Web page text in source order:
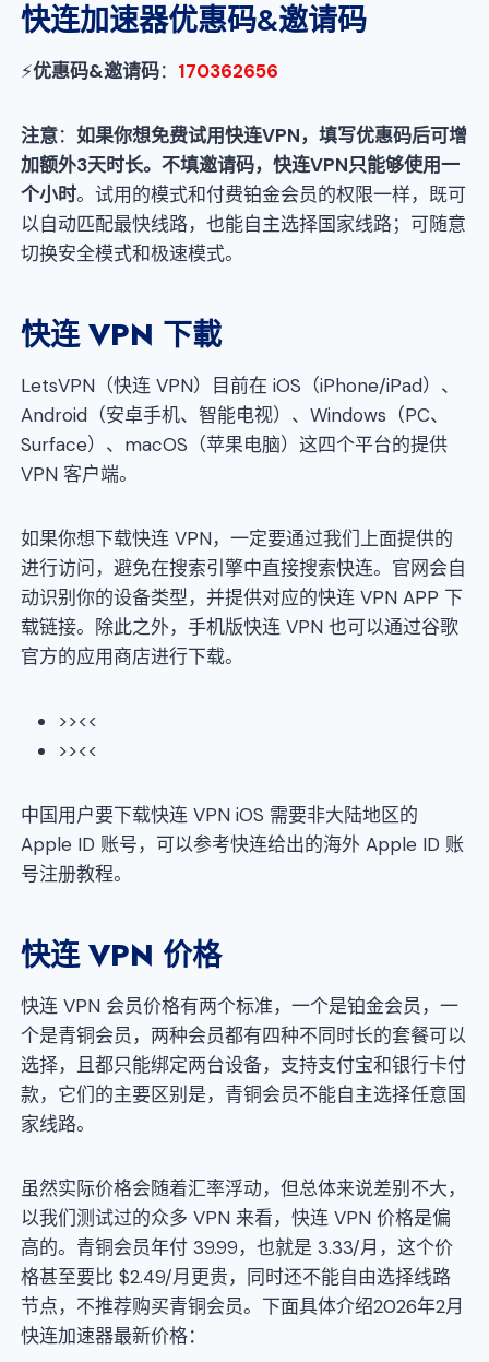
快连加速器优惠码&邀请码
⚡优惠码&邀请码： 170362656
注意：如果你想免费试用快连VPN，填写优惠码后可增
加额外3天时长。不填邀请码，快连VPN只能够使用一
个小时。试用的模式和付费铂金会员的权限一样，既可
以自动匹配最快线路，也能自主选择国家线路；可随意
切换安全模式和极速模式。
快连 VPN 下載
LetsVPN（快连 VPN）目前在 iOS（iPhone/iPad）、
Android（安卓手机、智能电视）、Windows（PC、
Surface）、macOS（苹果电脑）这四个平台的提供
VPN 客户端。
如果你想下载快连 VPN，一定要通过我们上面提供的
进行访问，避免在搜索引擎中直接搜索快连。官网会自
动识别你的设备类型，并提供对应的快连 VPN APP 下
载链接。除此之外，手机版快连 VPN 也可以通过谷歌
官方的应用商店进行下载。
>><<
>><<
中国用户要下载快连 VPN iOS 需要非大陆地区的
Apple ID 账号，可以参考快连给出的海外 Apple ID 账
号注册教程。
快连 VPN 价格
快连 VPN 会员价格有两个标准，一个是铂金会员，一
个是青铜会员，两种会员都有四种不同时长的套餐可以
选择，且都只能绑定两台设备，支持支付宝和银行卡付
款，它们的主要区别是，青铜会员不能自主选择任意国
家线路。
虽然实际价格会随着汇率浮动，但总体来说差别不大，
以我们测试过的众多 VPN 来看，快连 VPN 价格是偏
高的。青铜会员年付 39.99，也就是 3.33/月，这个价
格甚至要比 $2.49/月更贵，同时还不能自由选择线路
节点，不推荐购买青铜会员。下面具体介绍2026年2月
快连加速器最新价格：